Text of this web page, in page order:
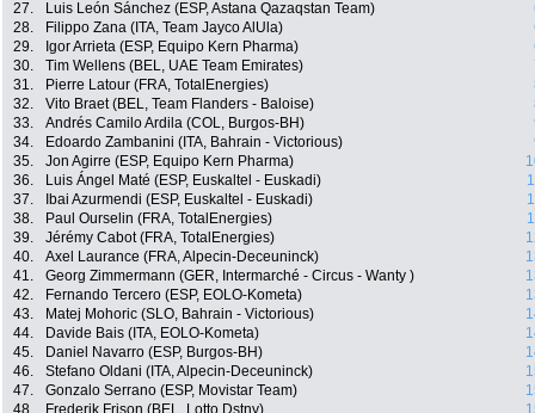
27.
Luis León Sánchez (ESP, Astana Qazaqstan Team)
28.
Filippo Zana (ITA, Team Jayco AlUla)
29.
Igor Arrieta (ESP, Equipo Kern Pharma)
30.
Tim Wellens (BEL, UAE Team Emirates)
31.
Pierre Latour (FRA, TotalEnergies)
32.
Vito Braet (BEL, Team Flanders - Baloise)
33.
Andrés Camilo Ardila (COL, Burgos-BH)
34.
Edoardo Zambanini (ITA, Bahrain - Victorious)
35.
Jon Agirre (ESP, Equipo Kern Pharma)
36.
Luis Ángel Maté (ESP, Euskaltel - Euskadi)
37.
Ibai Azurmendi (ESP, Euskaltel - Euskadi)
38.
Paul Ourselin (FRA, TotalEnergies)
39.
Jérémy Cabot (FRA, TotalEnergies)
40.
Axel Laurance (FRA, Alpecin-Deceuninck)
41.
Georg Zimmermann (GER, Intermarché - Circus - Wanty )
42.
Fernando Tercero (ESP, EOLO-Kometa)
43.
Matej Mohoric (SLO, Bahrain - Victorious)
44.
Davide Bais (ITA, EOLO-Kometa)
45.
Daniel Navarro (ESP, Burgos-BH)
46.
Stefano Oldani (ITA, Alpecin-Deceuninck)
47.
Gonzalo Serrano (ESP, Movistar Team)